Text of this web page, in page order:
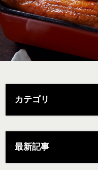
カテゴリ
最新記事